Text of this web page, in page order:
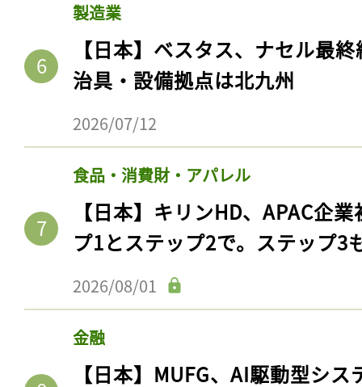
製造業
【日本】ベスタス、ナセル最
治具・設備拠点は北九州
2026/07/12
食品・消費財・アパレル
【日本】キリンHD、APAC企
プ1とステップ2で。ステップ3
2026/08/01
金融
【日本】MUFG、AI駆動型シ